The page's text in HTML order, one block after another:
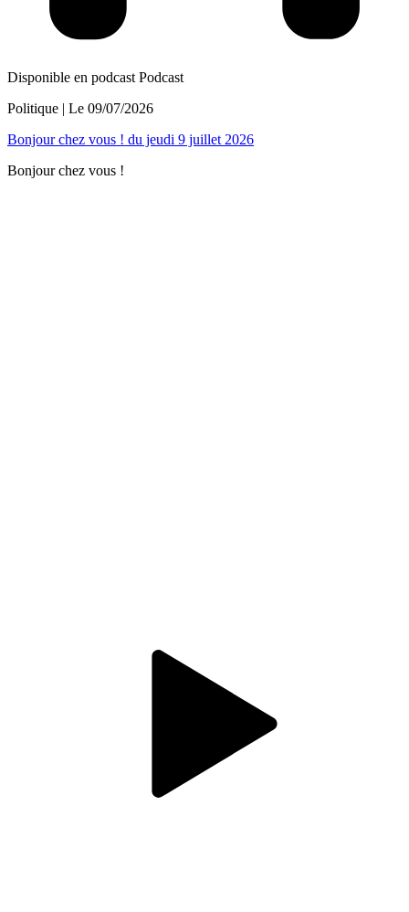
Disponible en podcast Podcast
Politique | Le 09/07/2026
Bonjour chez vous ! du jeudi 9 juillet 2026
Bonjour chez vous !